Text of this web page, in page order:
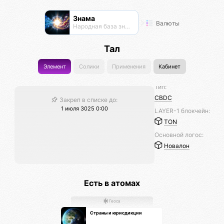
Знама
Народная база знаний Валюты
Тал
Элемент Солики Применения Кабинет
Закреп в списке до:
1 июля 3025 0:00
Тип:
CBDC
LAYER-1 блокчейн:
TON
Основной логос:
Новалон
Есть в атомах
Геоса
Страны и юрисдикции